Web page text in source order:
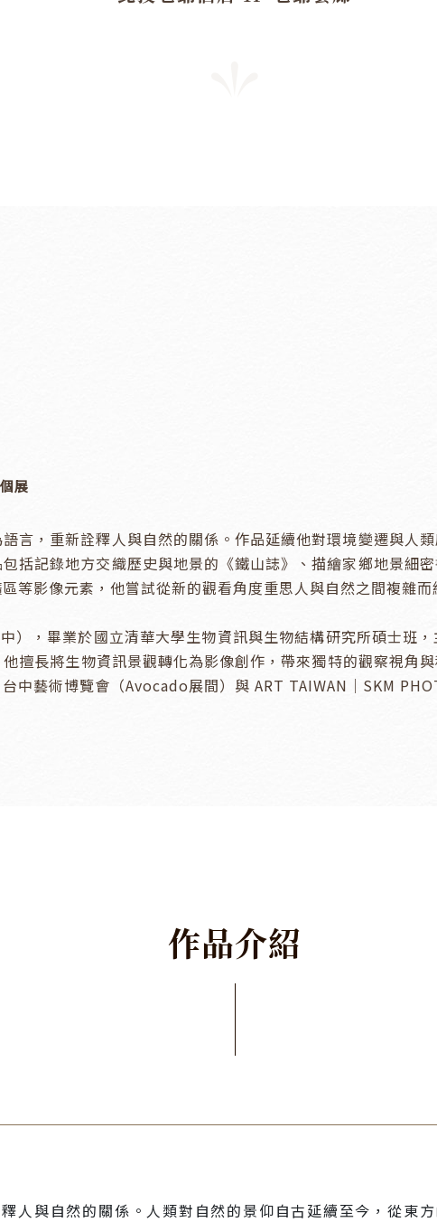
展
言，重新詮釋人與自然的關係。作品延續他對環境變遷與人
括記錄地方交織歷史與地景的《鐵山誌》、描繪家鄉地景細
等影像元素，他嘗試從新的觀看角度重思人與自然之間複雜
，畢業於國立清華大學生物資訊與生物結構研究所碩士班
擅長將生物資訊景觀轉化為影像創作，帶來獨特的觀察視角
中藝術博覽會（Avocado展間）與 ART TAIWAN｜SKM
作品介紹
人與自然的關係。人類對自然的景仰自古延續至今，從東